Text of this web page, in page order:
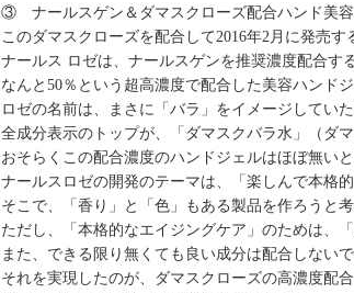
③ ナールスゲン＆ダマスクローズ配合ハンド美
このダマスクローズを配合して2016年2月に発売す
ナールス ロゼは、ナールスゲンを推奨濃度配合す
なんと50％という超高濃度で配合した美容ハンドジ
ロゼの名前は、まさに「バラ」をイメージしてい
全成分表示のトップが、「ダマスクバラ水」（ダ
おそらくこの配合濃度のハンドジェルはほぼ無いと
ナールスロゼの開発のテーマは、「楽しんで本格
そこで、「香り」と「色」もある製品を作ろうと考
ただし、「本格的なエイジングケア」のためは、
また、できる限り無くても良い成分は配合しない
それを実現したのが、ダマスクローズの高濃度配合